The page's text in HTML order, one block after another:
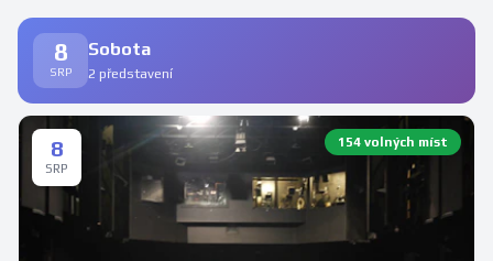
8
SRP
Sobota
2 představení
8
SRP
154 volných míst